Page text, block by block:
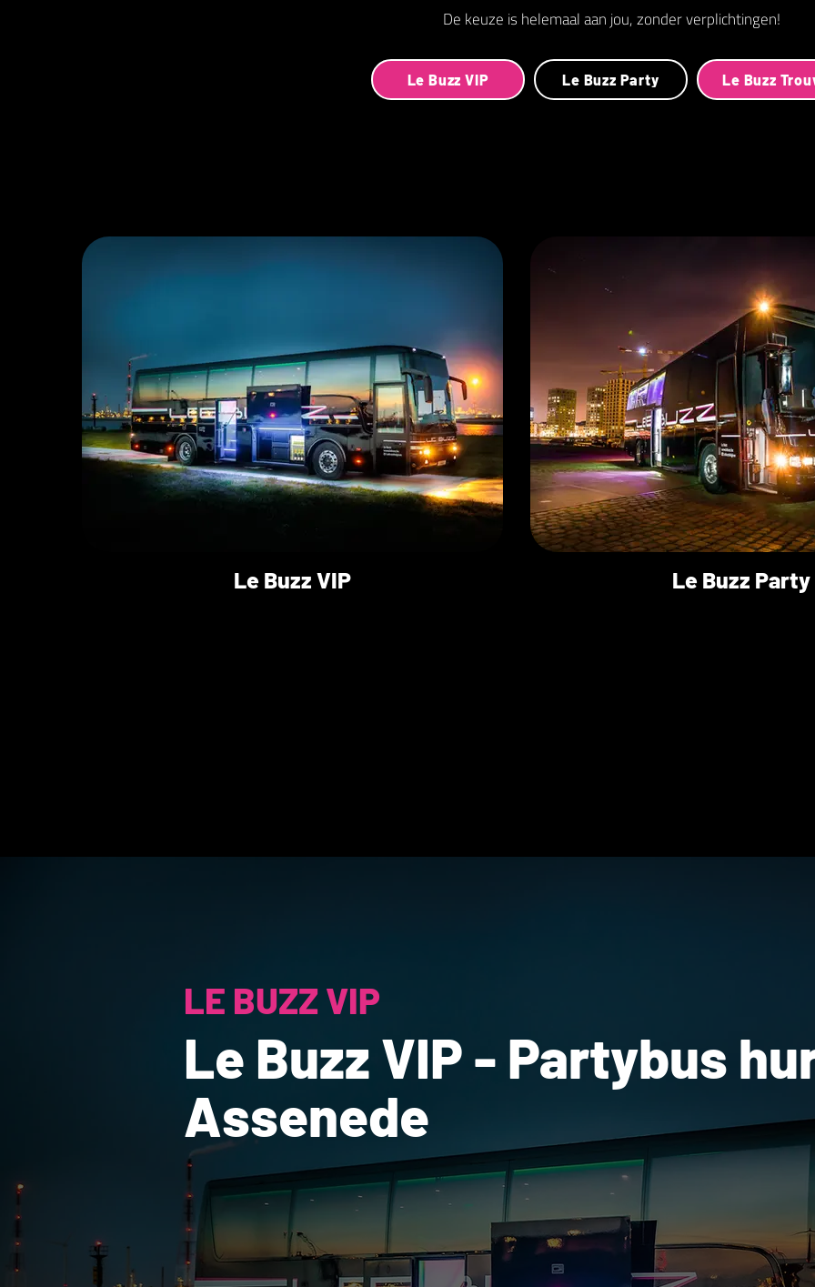
De keuze is helemaal aan jou, zonder verplichtingen!
Le Buzz VIP Le Buzz Party Le Buzz
Le Buzz VIP Le Buzz Party
LE BUZZ VIP
Le Buzz VIP - Partybus
Assenede